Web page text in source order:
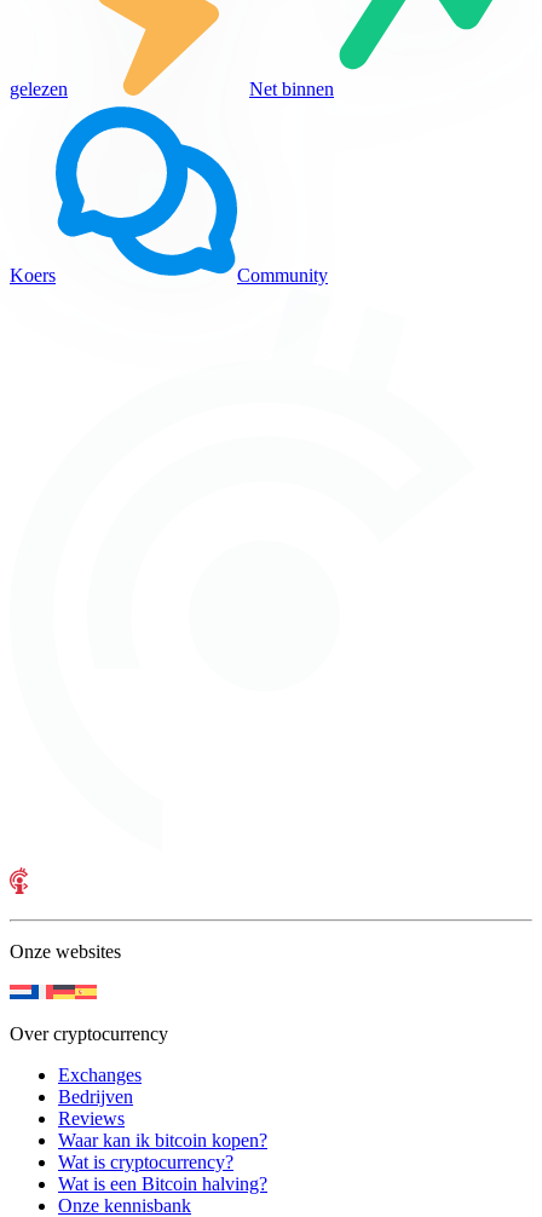
gelezen Net binnen
Koers Community
Onze websites
Over cryptocurrency
Exchanges
Bedrijven
Reviews
Waar kan ik bitcoin kopen?
Wat is cryptocurrency?
Wat is een Bitcoin halving?
Onze kennisbank